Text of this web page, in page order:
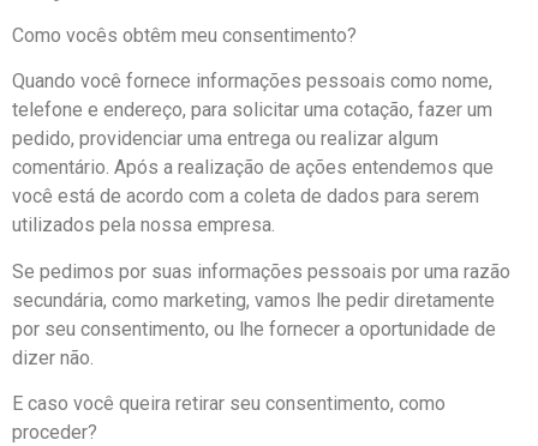
Como vocês obtêm meu consentimento?
Quando você fornece informações pessoais como nome,
telefone e endereço, para solicitar uma cotação, fazer um
pedido, providenciar uma entrega ou realizar algum
comentário. Após a realização de ações entendemos que
você está de acordo com a coleta de dados para serem
utilizados pela nossa empresa.
Se pedimos por suas informações pessoais por uma razão
secundária, como marketing, vamos lhe pedir diretamente
por seu consentimento, ou lhe fornecer a oportunidade de
dizer não.
E caso você queira retirar seu consentimento, como
proceder?